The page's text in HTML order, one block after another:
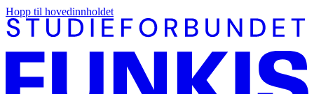
Hopp til hovedinnholdet